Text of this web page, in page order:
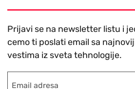
Prijavi se na newsletter listu i
cemo ti poslati email sa
vestima iz sveta tehnologije.